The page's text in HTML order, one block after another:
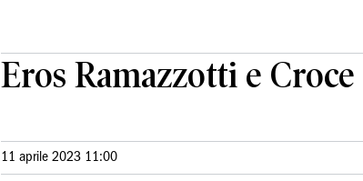
Eros Ramazzotti e Croce
11 aprile 2023 11:00